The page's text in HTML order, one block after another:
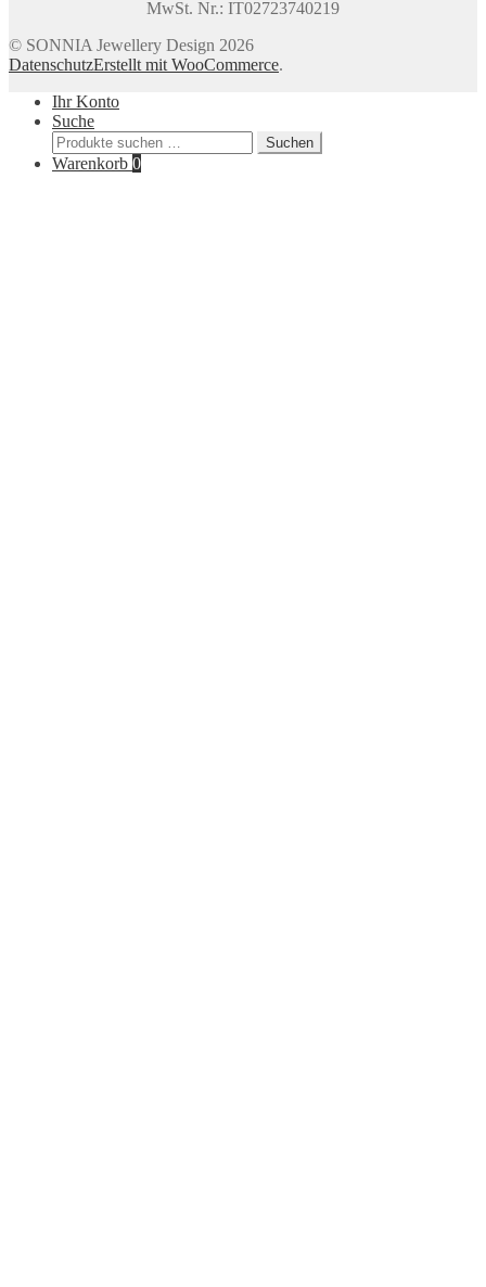
MwSt. Nr.: IT02723740219
© SONNIA Jewellery Design 2026
DatenschutzErstellt mit WooCommerce.
Ihr Konto
Suche
Suchen
nach:
Suchen
Warenkorb 0